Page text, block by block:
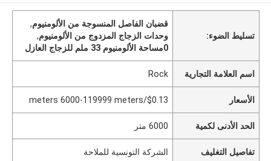
تسليط الضوء:
قضبان الفاصل المنسوجة من الألومنيوم,
وحدات الزجاج المزدوج من الألومنيوم,
0مساحة الألومنيوم 33 ملم للزجاج العازل
اسم العلامة التجارية Rock
الأسعار $0.13/meters 6000-119999 meters
الحد الأدنى لكمية 6000 متر
تفاصيل التغليف الشركة التونسية للملاحة